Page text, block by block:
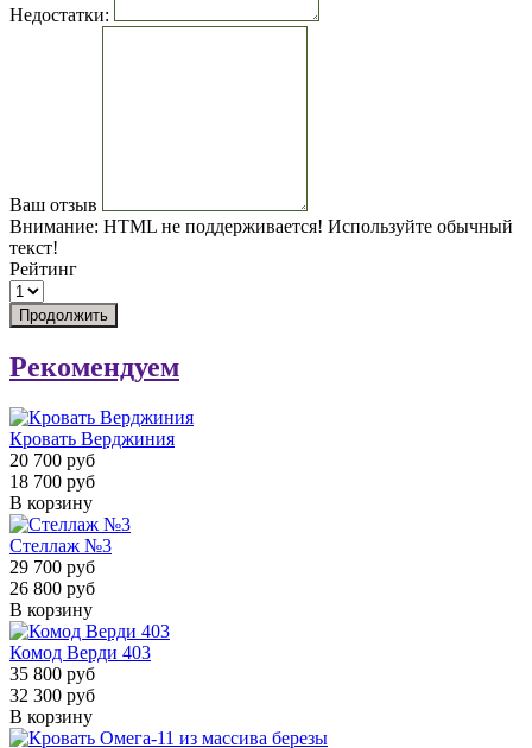
Недостатки:
Ваш отзыв
Внимание: HTML не поддерживается! Используйте обычный
текст!
Рейтинг
Продолжить
Рекомендуем
Кровать Верджиния
20 700 руб
18 700 руб
В корзину
Стеллаж №3
29 700 руб
26 800 руб
В корзину
Комод Верди 403
35 800 руб
32 300 руб
В корзину